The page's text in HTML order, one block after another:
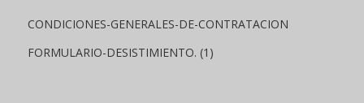
CONDICIONES-GENERALES-DE-CONTRATACION
FORMULARIO-DESISTIMIENTO. (1)